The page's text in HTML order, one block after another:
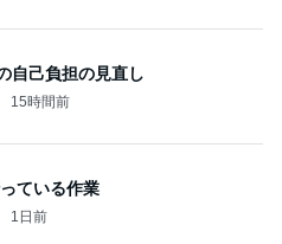
自己負担の見直し
15時間前
ている作業
1日前